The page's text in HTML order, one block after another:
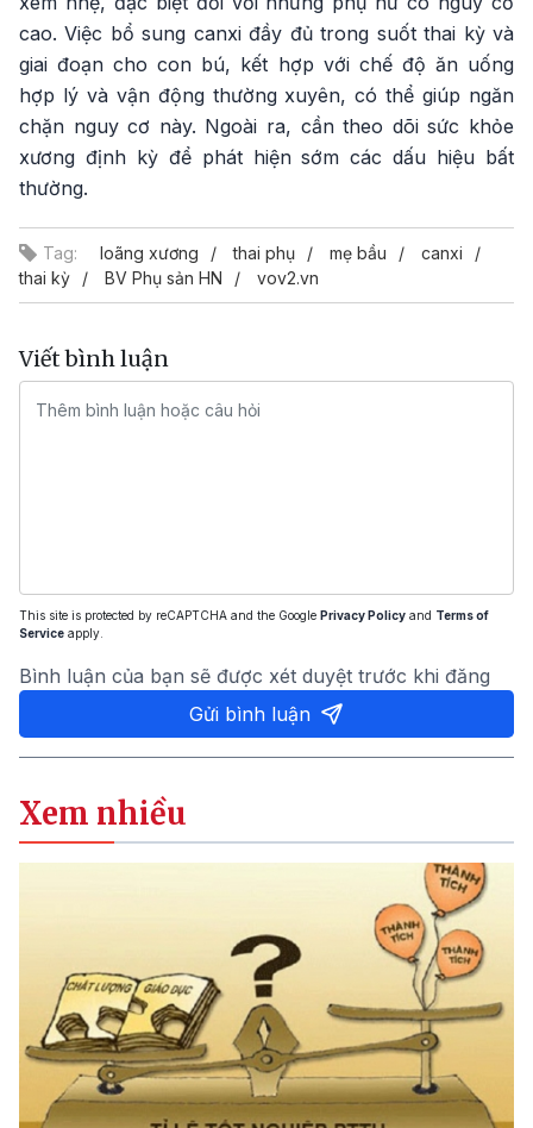
cao. Việc bổ sung canxi đầy đủ trong suốt thai kỳ và
giai đoạn cho con bú, kết hợp với chế độ ăn uống
hợp lý và vận động thường xuyên, có thể giúp ngăn
chặn nguy cơ này. Ngoài ra, cần theo dõi sức khỏe
xương định kỳ để phát hiện sớm các dấu hiệu bất
thường.
Tag: loãng xương thai phụ mẹ bầu
canxi
thai kỳ
BV Phụ sản HN vov2.vn
Viết bình luận
This site is protected by reCAPTCHA and the Google Privacy Policy and Terms of
Service apply.
Bình luận của bạn sẽ được xét duyệt trước khi đăng
Gửi bình luận
Xem nhiều